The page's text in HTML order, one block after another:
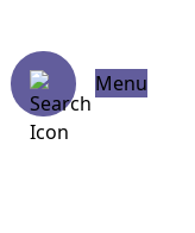
Menu